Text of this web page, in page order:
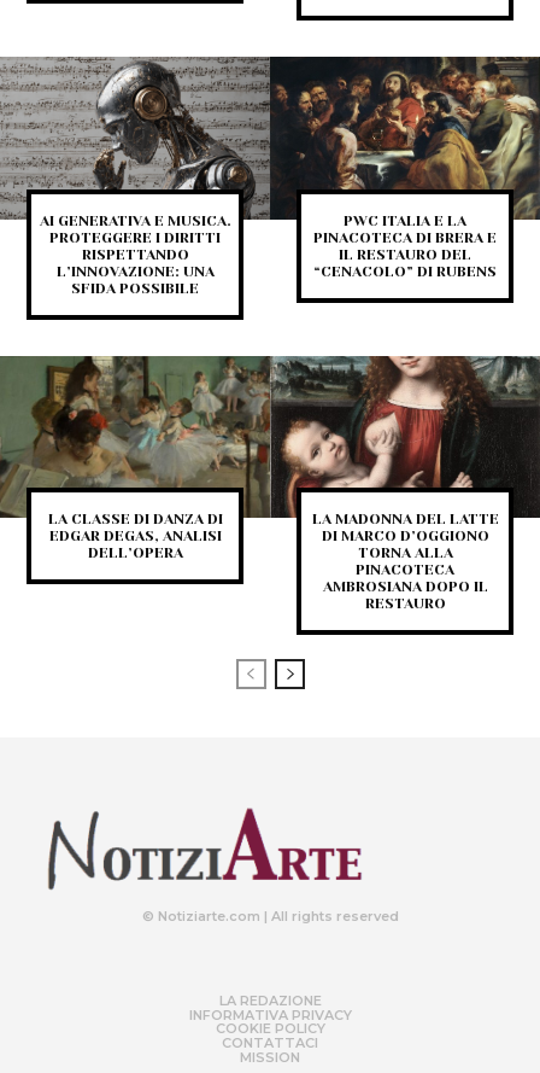
AI GENERATIVA E MUSICA.
PROTEGGERE I DIRITTI
RISPETTANDO
L’INNOVAZIONE: UNA
SFIDA POSSIBILE
PWC ITALIA E LA
PINACOTECA DI BRERA E
IL RESTAURO DEL
“CENACOLO” DI RUBENS
LA CLASSE DI DANZA DI
EDGAR DEGAS, ANALISI
DELL’OPERA
LA MADONNA DEL LATTE
DI MARCO D’OGGIONO
TORNA ALLA
PINACOTECA
AMBROSIANA DOPO IL
RESTAURO
© Notiziarte.com | All rights reserved
LA REDAZIONE
INFORMATIVA PRIVACY
COOKIE POLICY
CONTATTACI
MISSION